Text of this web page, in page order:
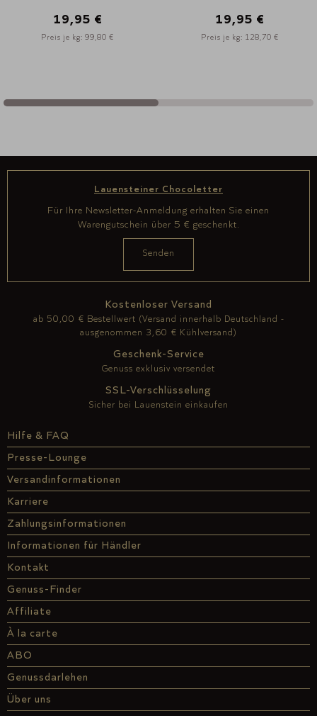
19,95 €
Preis je kg: 128,70 €
23,95 €
Preis je kg: 119,80 €
Hilfe & FAQ
Presse-Lounge
Versandinformationen
Karriere
Zahlungsinformationen
Informationen für Händler
Kontakt
Genuss-Finder
Affiliate
À la carte
ABO
Genussdarlehen
Über uns
Kostenloser Versand
ab 50,00 € Bestellwert (Versand innerhalb Deutschland -
ausgenommen 3,60 € Kühlversand)
Geschenk-Service
Genuss exklusiv versendet
SSL-Verschlüsselung
Sicher bei Lauenstein einkaufen
Lauensteiner Chocoletter
Für Ihre Newsletter-Anmeldung erhalten Sie einen
Warengutschein über 5 € geschenkt.